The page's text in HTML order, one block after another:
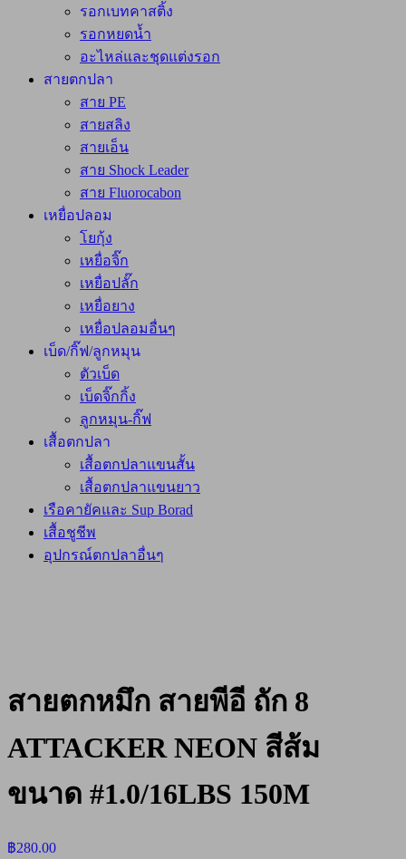
รอกเบทคาสติ้ง
รอกหยดน้ำ
อะไหล่และชุดแต่งรอก
สายตกปลา
สาย PE
สายสลิง
สายเอ็น
สาย Shock Leader
สาย Fluorocabon
เหยื่อปลอม
โยกุ้ง
เหยื่อจิ๊ก
เหยื่อปลั๊ก
เหยื่อยาง
เหยื่อปลอมอื่นๆ
เบ็ด/กิ๊ฟ/ลูกหมุน
ตัวเบ็ด
เบ็ดจิ๊กกิ้ง
ลูกหมุน-กิ๊ฟ
เสื้อตกปลา
เสื้อตกปลาแขนสั้น
เสื้อตกปลาแขนยาว
เรือคายัคและ Sup Borad
เสื้อชูชีพ
อุปกรณ์ตกปลาอื่นๆ
สายตกหมึก สายพีอี ถัก 8
ATTACKER NEON สีส้ม
ขนาด #1.0/16LBS 150M
฿280.00